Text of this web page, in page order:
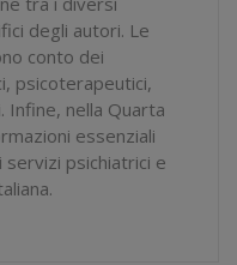
degli autori. Le
conto dei
psicoterapeutici,
Infine, nella Quarta
essenziali
psichiatrici e